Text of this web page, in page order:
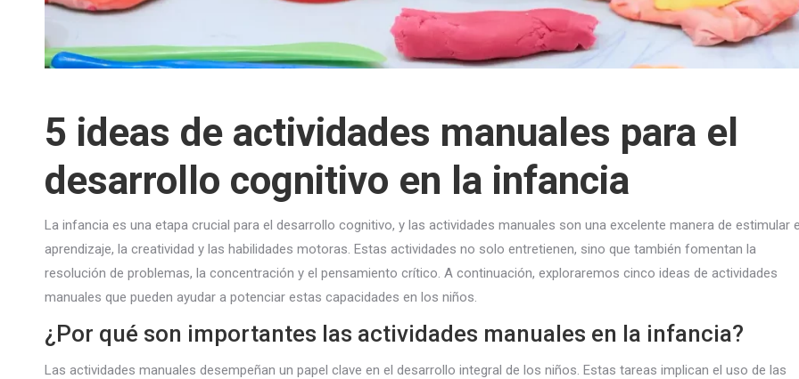
5 ideas de actividades manuales para el
desarrollo cognitivo en la infancia
La infancia es una etapa crucial para el desarrollo cognitivo, y las actividades manuales son una excelente manera de estimular
aprendizaje, la creatividad y las habilidades motoras. Estas actividades no solo entretienen, sino que también fomentan la
resolución de problemas, la concentración y el pensamiento crítico. A continuación, exploraremos cinco ideas de actividades
manuales que pueden ayudar a potenciar estas capacidades en los niños.
¿Por qué son importantes las actividades manuales en la infancia?
Las actividades manuales desempeñan un papel clave en el desarrollo integral de los niños. Estas tareas implican el uso de las